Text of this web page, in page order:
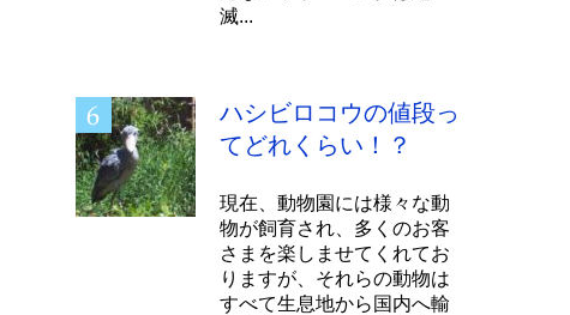
滅...
ハシビロコウの値段っ
てどれくらい！？
現在、動物園には様々な動
物が飼育され、多くのお客
さまを楽しませてくれてお
りますが、それらの動物は
すべて生息地から国内へ輸